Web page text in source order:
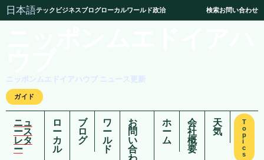
日本語テック ビジネスブログローカルワールド政治 検索お問い合わせ
ニッポンムエドイアハウブ ニュース更新
ガイド
ニュ
ース
レタ
ー
ロ
ー
カ
ル
ブ
ロ
グ
ワ
ー
ル
ド
お
問
い
合
わ
ホ
ー
ム
会
社
概
要
天
気
T
o
p
i
c
s